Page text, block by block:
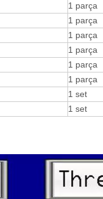
1 parça
1 parça
1 parça
1 parça
1 parça
1 parça
1 set
1 set